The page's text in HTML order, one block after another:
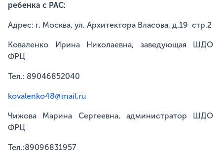
ребенка с РАС:
Адрес: г. Москва, ул. Архитектора Власова, д.19 стр.2
Коваленко Ирина Николаевна, заведующая ШДО
ФРЦ
Тел.: 89046852040
kovalenko48@mail.ru
Чижова Марина Сергеевна, администратор ШДО
ФРЦ
Тел.:89096831957